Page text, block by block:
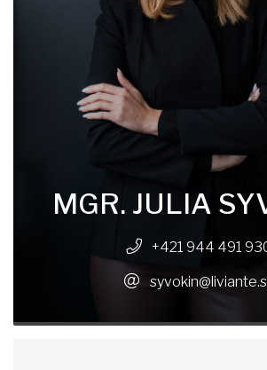
MGR. JULIA
+421 944 491